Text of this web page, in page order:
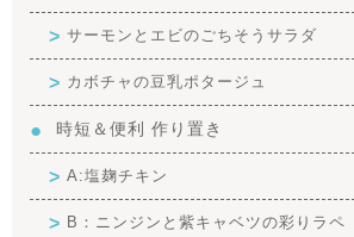
サーモンとエビのごちそうサラダ
カボチャの豆乳ポタージュ
時短＆便利 作り置き
A:塩麹チキン
B：ニンジンと紫キャベツの彩りラペ